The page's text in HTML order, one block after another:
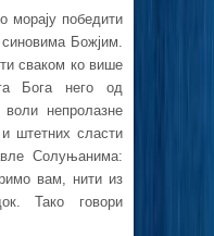
морају победити
синовима Божјим.
сваком ко више
Бога него од
непролазне
штетних сласти
Солуњанима:
вам, нити из
Тако говори